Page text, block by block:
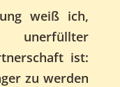
weiß ich,
ist:
zu werden